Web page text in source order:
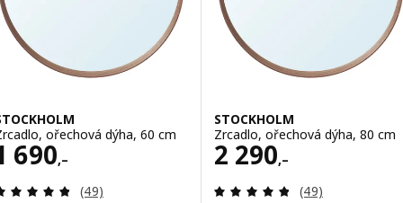
ořechová dýha, 60 cm
690,–
1690,–
Recenze: 4.8 z 5 hvězdy. Celkem recenzí:
(49)
STOCKHOLM
Zrcadlo, ořechová dýha, 80 cm
2 290,–
Cena 2290,–
Recenze: 4.8 z
(49)